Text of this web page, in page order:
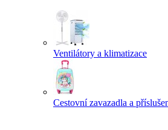
Ventilátory a klimatizace
Cestovní zavazadla a